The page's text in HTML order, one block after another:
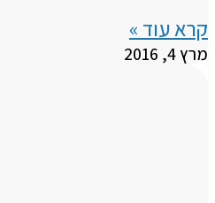
קרא עוד »
מרץ 4, 2016